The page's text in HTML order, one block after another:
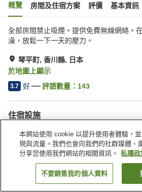
概覽 房間及住宿方案 評價 基本資訊
全部房間禁止吸煙。提供免費無線網絡。
澡，放鬆一下一天的壓力。
琴平町, 香川縣, 日本
於地圖上顯示
3.7 好 評語數量： 143
住宿設施
停車場
餐廳
咖啡廳
自動
找客房
本網站使用 cookie 以提升使用者體驗，
現與流量。我們也會向我們的社群媒體、
分享您使用我們網站的相關資訊。
私隱政
不要銷售我的個人資料